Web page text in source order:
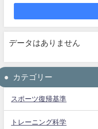
データはありません
カテゴリー
スポーツ復帰基準
トレーニング科学